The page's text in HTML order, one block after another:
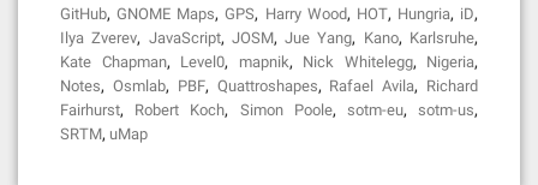
GitHub,GNOME Maps,GPS, Harry Wood, HOT, Hungria, iD,
Ilya Zverev, JavaScript, JOSM,Jue Yang, Kano, Karlsruhe,
Kate Chapman, Level0, mapnik, Nick Whitelegg, Nigeria,
Notes, Osmlab, PBF, Quattroshapes, Rafael Avila, Richard
Fairhurst, Robert Koch, Simon Poole, sotm-eu,sotm-us,
SRTM, uMap